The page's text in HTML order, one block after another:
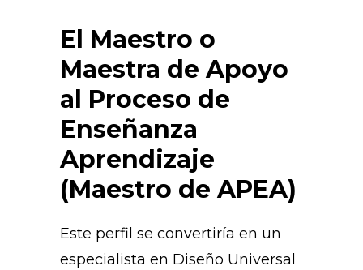
El Maestro o
Maestra de Apoyo
al Proceso de
Enseñanza
Aprendizaje
(Maestro de APEA)
Este perfil se convertiría en un
especialista en Diseño Universal